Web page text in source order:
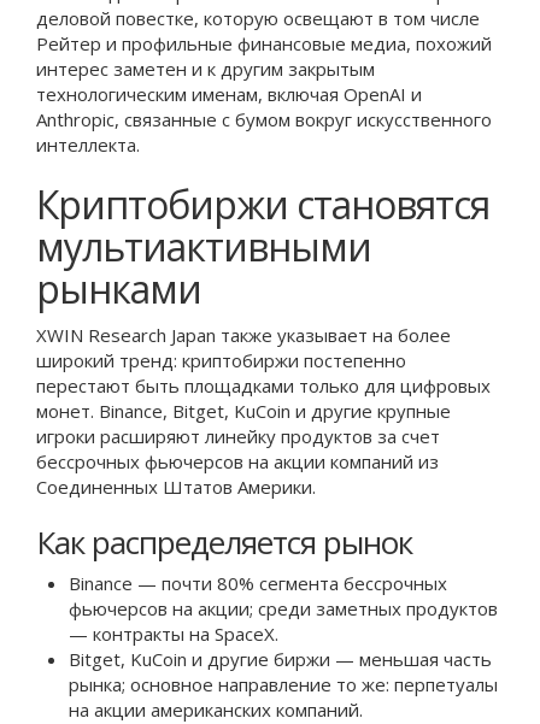
деловой повестке, которую освещают в том числе
Рейтер и профильные финансовые медиа, похожий
интерес заметен и к другим закрытым
технологическим именам, включая OpenAI и
Anthropic, связанные с бумом вокруг искусственного
интеллекта.
Криптобиржи становятся
мультиактивными
рынками
XWIN Research Japan также указывает на более
широкий тренд: криптобиржи постепенно
перестают быть площадками только для цифровых
монет. Binance, Bitget, KuCoin и другие крупные
игроки расширяют линейку продуктов за счет
бессрочных фьючерсов на акции компаний из
Соединенных Штатов Америки.
Как распределяется рынок
Binance — почти 80% сегмента бессрочных
фьючерсов на акции; среди заметных продуктов
— контракты на SpaceX.
Bitget, KuCoin и другие биржи — меньшая часть
рынка; основное направление то же: перпетуалы
на акции американских компаний.